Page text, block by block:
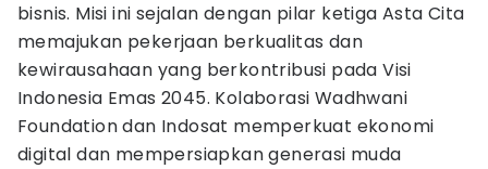
bisnis. Misi ini sejalan dengan pilar ketiga Asta Cita
memajukan pekerjaan berkualitas dan
kewirausahaan yang berkontribusi pada Visi
Indonesia Emas 2045. Kolaborasi Wadhwani
Foundation dan Indosat memperkuat ekonomi
digital dan mempersiapkan generasi muda